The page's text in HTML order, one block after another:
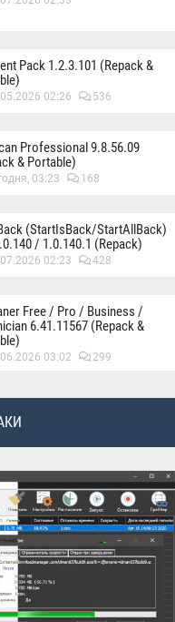
Pack 1.2.3.101 (Repack &
02:26 536
Professional 9.8.56.09
& Portable)
03:23 168
(StartIsBack/StartAllBack)
/ 1.0.140.1 (Repack)
02:23 428
Free / Pro / Business /
6.41.11567 (Repack &
03:02 299